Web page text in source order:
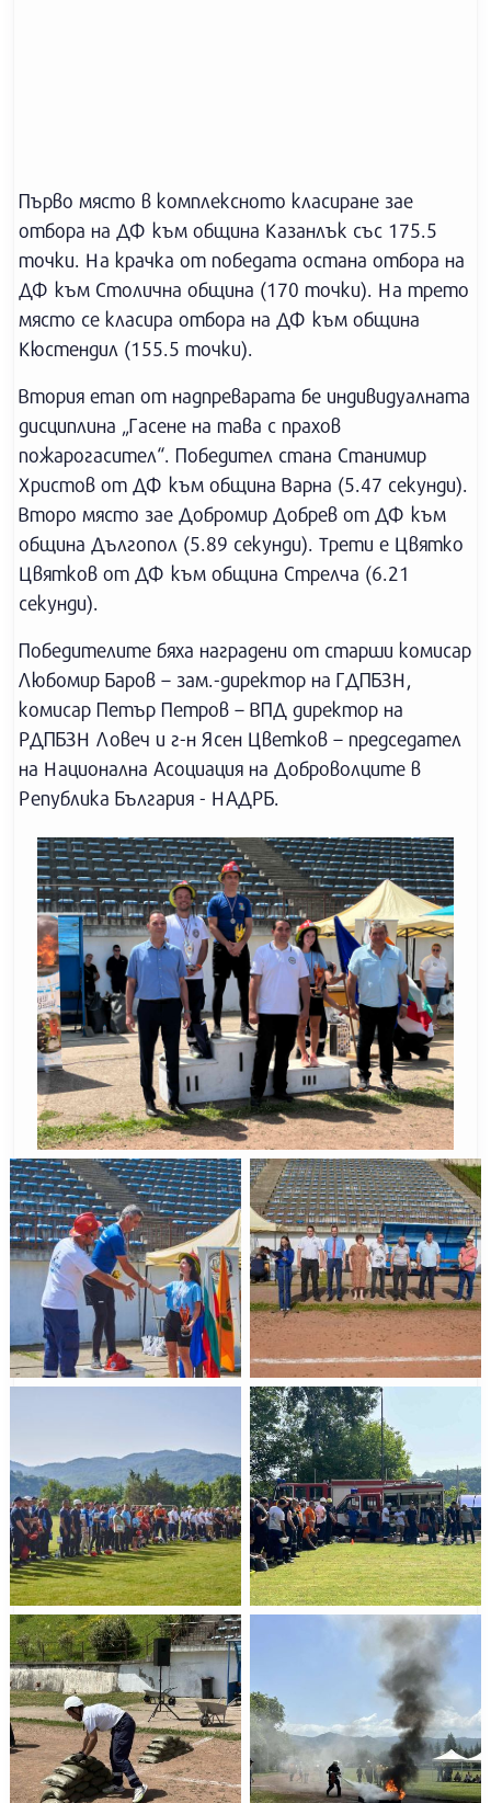
Първо място в комплексното класиране зае
отбора на ДФ към община Казанлък със 175.5
точки. На крачка от победата остана отбора на
ДФ към Столична община (170 точки). На трето
място се класира отбора на ДФ към община
Кюстендил (155.5 точки).
Втория етап от надпреварата бе индивидуалната
дисциплина „Гасене на тава с прахов
пожарогасител“. Победител стана Станимир
Христов от ДФ към община Варна (5.47 секунди).
Второ място зае Добромир Добрев от ДФ към
община Дългопол (5.89 секунди). Трети е Цвятко
Цвятков от ДФ към община Стрелча (6.21
секунди).
Победителите бяха наградени от старши комисар
Любомир Баров – зам.-директор на ГДПБЗН,
комисар Петър Петров – ВПД директор на
РДПБЗН Ловеч и г-н Ясен Цветков – председател
на Национална Асоциация на Доброволците в
Република България - НАДРБ.